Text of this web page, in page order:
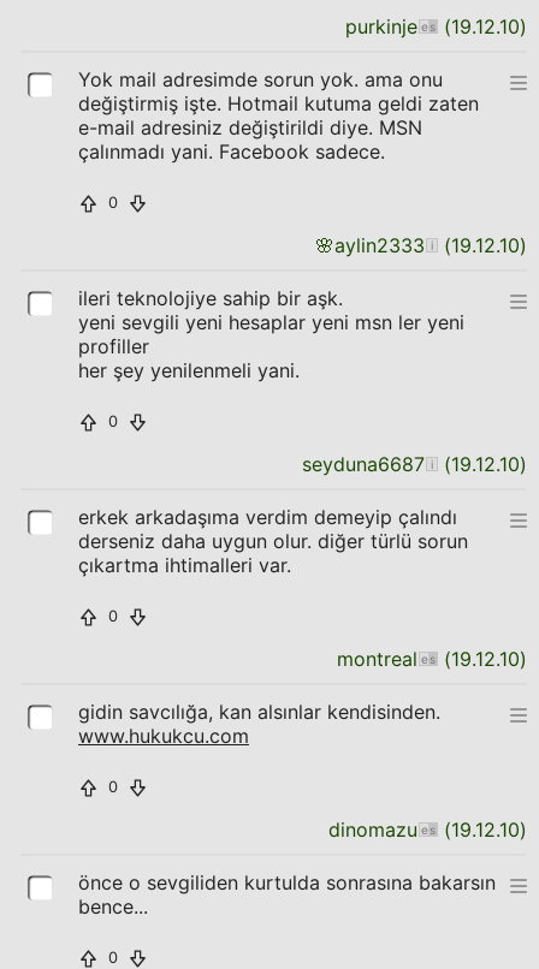
purkinje (19.12.10)
Yok mail adresimde sorun yok. ama onu
değiştirmiş işte. Hotmail kutuma geldi zaten
e-mail adresiniz değiştirildi diye. MSN
çalınmadı yani. Facebook sadece.
0
🌸aylin2333 (19.12.10)
ileri teknolojiye sahip bir aşk.
yeni sevgili yeni hesaplar yeni msn ler yeni
profiller
her şey yenilenmeli yani.
0
seyduna6687 (19.12.10)
erkek arkadaşıma verdim demeyip çalındı
derseniz daha uygun olur. diğer türlü sorun
çıkartma ihtimalleri var.
0
montreal (19.12.10)
gidin savcılığa, kan alsınlar kendisinden.
www.hukukcu.com
0
dinomazu (19.12.10)
önce o sevgiliden kurtulda sonrasına bakarsın
bence...
0